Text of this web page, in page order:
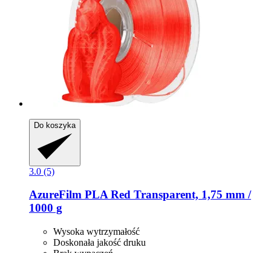
Do koszyka
3.0 (5)
AzureFilm PLA Red Transparent, 1,75 mm /
1000 g
Wysoka wytrzymałość
Doskonała jakość druku